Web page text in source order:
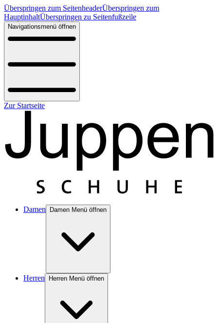
Überspringen zum SeitenheaderÜberspringen zum
HauptinhaltÜberspringen zu Seitenfußzeile
Navigationsmenü öffnen
Zur Startseite
Damen Damen Menü öffnen
Herren Herren Menü öffnen